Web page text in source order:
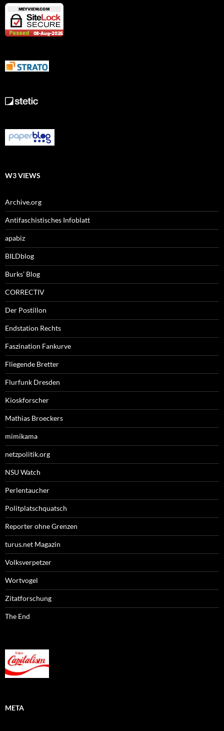
W3 VIEWS
Archive.org
Antifaschistisches Infoblatt
apabiz
BILDblog
Burks’ Blog
CORRECTIV
Der Postillon
Endstation Rechts
Faszination Fankurve
Fliegende Bretter
Flurfunk Dresden
Kioskforscher
Mathias Broeckers
mimikama
netzpolitik.org
NSU Watch
Perlentaucher
Politplatschquatsch
Reporter ohne Grenzen
turus.net Magazin
Volksverpetzer
Wortvogel
Zitatforschung
The End
META